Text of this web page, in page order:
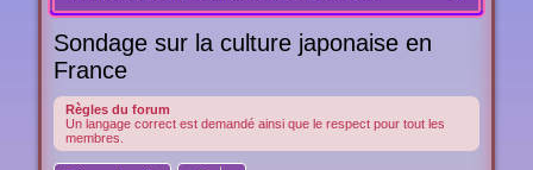
e
Sondage sur la culture japonaise en
France
Règles du forum
Un langage correct est demandé ainsi que le respect pour tout les
membres.